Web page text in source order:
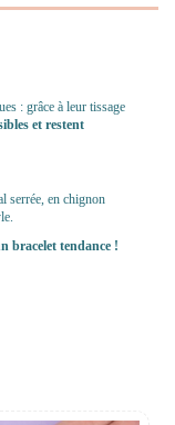
: grâce à leur tissage
et restent
serrée, en chignon
bracelet tendance !